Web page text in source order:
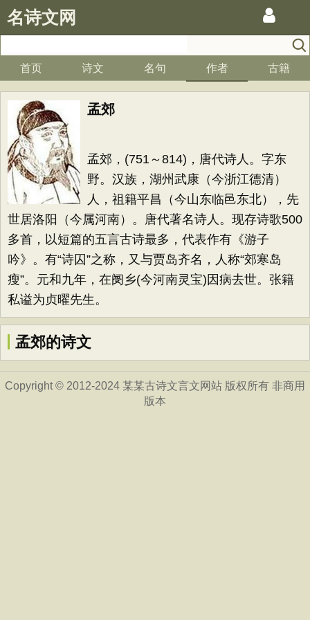
名诗文网
首页 诗文 名句 作者 古籍
孟郊
孟郊，(751～814)，唐代诗人。字东
野。汉族，湖州武康（今浙江德清）
人，祖籍平昌（今山东临邑东北），先
世居洛阳（今属河南）。唐代著名诗人。现存诗歌500
多首，以短篇的五言古诗最多，代表作有《游子
吟》。有“诗囚”之称，又与贾岛齐名，人称“郊寒岛
瘦”。元和九年，在阌乡(今河南灵宝)因病去世。张籍
私谥为贞曜先生。
孟郊的诗文
Copyright © 2012-2024 某某古诗文言文网站 版权所有 非商用
版本